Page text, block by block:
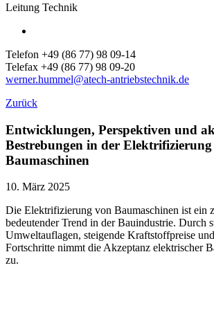
Leitung Technik
Telefon +49 (86 77) 98 09-14
Telefax +49 (86 77) 98 09-20
werner.hummel@atech-antriebstechnik.de
Zurück
Entwicklungen, Perspektiven und
Bestrebungen in der
Baumaschinen
10. März 2025
Die Elektrifizierung von Baumaschinen ist ein
bedeutender Trend in der Bauindustrie. Durch
Umweltauflagen, steigende Kraftstoffpreise
Fortschritte nimmt die Akzeptanz elektrischer
zu.